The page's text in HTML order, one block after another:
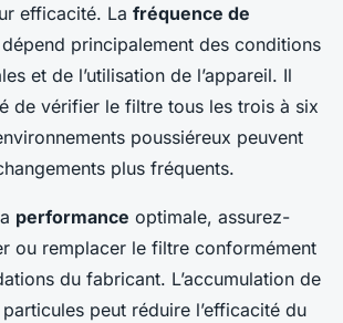
efficacité. La fréquence de
dépend principalement des conditions
et de l’utilisation de l’appareil. Il
de vérifier le filtre tous les trois à six
poussiéreux peuvent
plus fréquents.
performance optimale, assurez-
ou remplacer le filtre conformément
du fabricant. L’accumulation de
peut réduire l’efficacité du